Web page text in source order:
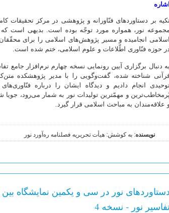
اشاره
بر دستاوردهای فنّاورانه و پژوهشی در مرکز تحقیقات
مجموعه نور، همواره مورد توجّه بوده است. بدیهی است
اسلامی انجامیده و مسیر پژوهش‌های اسلامی را برای
در حوزه فنّاوری اطّلاعات و علوم اسلامی، ختم شده است.
شناخته شده، گفت‌وگویی را با مدیر پژوهشکده
انجام دادیم و دیدگاه ایشان را درباره
و مهمّترین تولیدات نور به شمار می‌رود،
علاقه‌مندان به مباحث اسلامی قرار گیرد.
نویسنده: به کوشش: هیأت تحریریه فصلنامه ره‌آورد نور
دستاوردهای نور در سی و یکمین نمایشگاه
نور - نسخه 4